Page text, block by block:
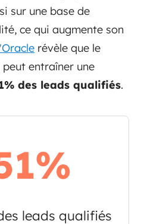
sur une base de
ce qui augmente son
révèle que le
entraîner une
des leads qualifiés.
leads qualifiés